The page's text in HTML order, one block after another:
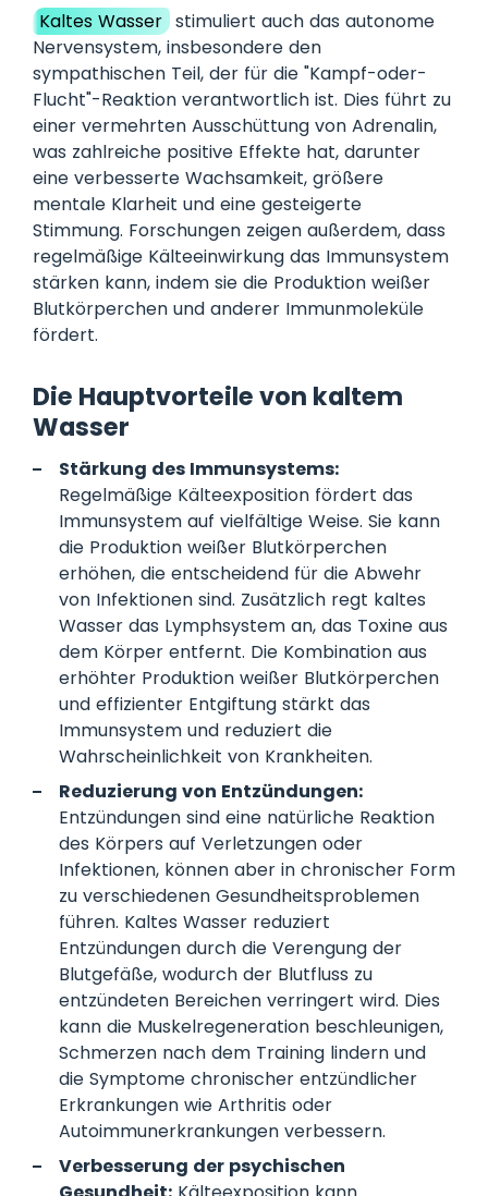
Kaltes Wasser stimuliert auch das autonome
Nervensystem, insbesondere den
sympathischen Teil, der für die "Kampf-oder-
Flucht"-Reaktion verantwortlich ist. Dies führt zu
einer vermehrten Ausschüttung von Adrenalin,
was zahlreiche positive Effekte hat, darunter
eine verbesserte Wachsamkeit, größere
mentale Klarheit und eine gesteigerte
Stimmung. Forschungen zeigen außerdem, dass
regelmäßige Kälteeinwirkung das Immunsystem
stärken kann, indem sie die Produktion weißer
Blutkörperchen und anderer Immunmoleküle
fördert.
Die Hauptvorteile von kaltem
Wasser
Stärkung des Immunsystems:
Regelmäßige Kälteexposition fördert das
Immunsystem auf vielfältige Weise. Sie kann
die Produktion weißer Blutkörperchen
erhöhen, die entscheidend für die Abwehr
von Infektionen sind. Zusätzlich regt kaltes
Wasser das Lymphsystem an, das Toxine aus
dem Körper entfernt. Die Kombination aus
erhöhter Produktion weißer Blutkörperchen
und effizienter Entgiftung stärkt das
Immunsystem und reduziert die
Wahrscheinlichkeit von Krankheiten.
Reduzierung von Entzündungen:
Entzündungen sind eine natürliche Reaktion
des Körpers auf Verletzungen oder
Infektionen, können aber in chronischer Form
zu verschiedenen Gesundheitsproblemen
führen. Kaltes Wasser reduziert
Entzündungen durch die Verengung der
Blutgefäße, wodurch der Blutfluss zu
entzündeten Bereichen verringert wird. Dies
kann die Muskelregeneration beschleunigen,
Schmerzen nach dem Training lindern und
die Symptome chronischer entzündlicher
Erkrankungen wie Arthritis oder
Autoimmunerkrankungen verbessern.
Verbesserung der psychischen